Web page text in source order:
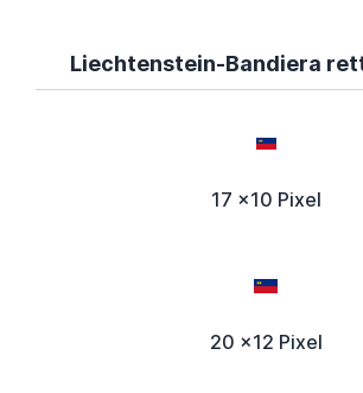
Liechtenstein-Bandiera
17 x10 Pixel
20 x12 Pixel